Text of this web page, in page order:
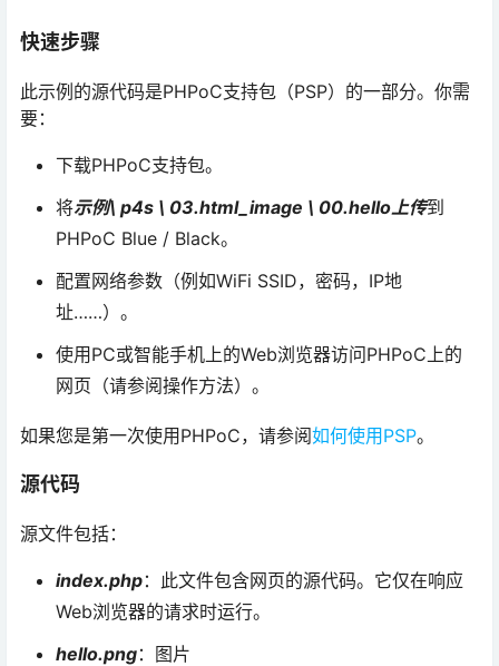
快速步骤
此示例的源代码是PHPoC支持包（PSP）的一部分。你需
要：
下载PHPoC支持包。
将示例\ p4s \ 03.html_image \ 00.hello上传到
PHPoC Blue / Black。
配置网络参数（例如WiFi SSID，密码，IP地
址……）。
使用PC或智能手机上的Web浏览器访问PHPoC上的
网页（请参阅操作方法）。
如果您是第一次使用PHPoC，请参阅如何使用PSP。
源代码
源文件包括：
index.php：此文件包含网页的源代码。它仅在响应
Web浏览器的请求时运行。
hello.png：图片